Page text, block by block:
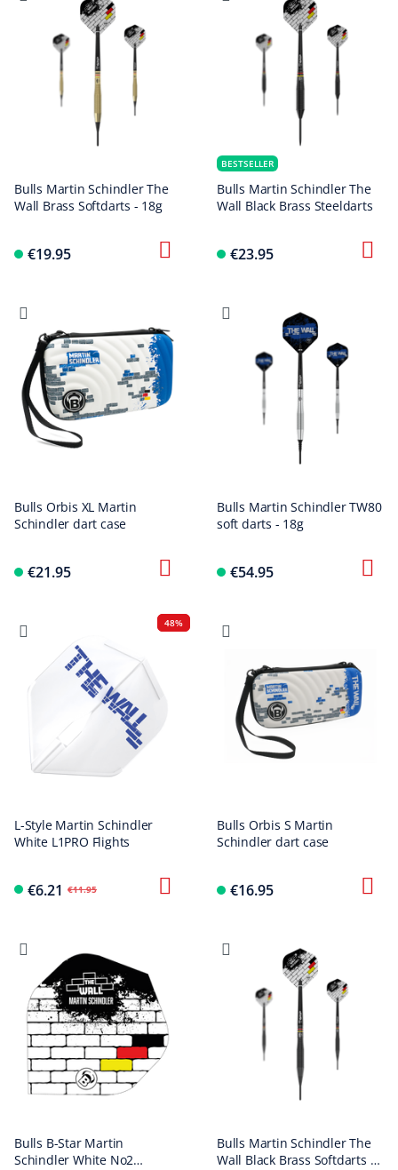
Bulls Martin Schindler The
Wall Brass Softdarts - 18g
€19.95
BESTSELLER
Bulls Martin Schindler The
Wall Black Brass Steeldarts
€23.95
Bulls Orbis XL Martin
Schindler dart case
€21.95
Bulls Martin Schindler TW80
soft darts - 18g
€54.95
48%
L-Style Martin Schindler
White L1PRO Flights
€6.21 €11.95
Bulls Orbis S Martin
Schindler dart case
€16.95
Bulls B-Star Martin
Schindler White No2
Bulls Martin Schindler The
Wall Black Brass Softdarts -